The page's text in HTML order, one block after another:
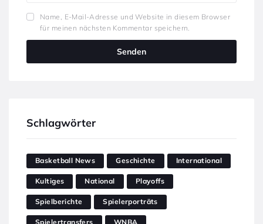
Name, E-Mail-Adresse und Website in diesem Browser
für meinen nächsten Kommentar speichern.
Schlagwörter
Basketball News Geschichte International
Kultiges National Playoffs
Spielberichte Spielerporträts
Spielertransfers WNBA